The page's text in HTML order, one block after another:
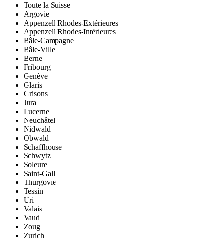
Toute la Suisse
Argovie
Appenzell Rhodes-Extérieures
Appenzell Rhodes-Intérieures
Bâle-Campagne
Bâle-Ville
Berne
Fribourg
Genève
Glaris
Grisons
Jura
Lucerne
Neuchâtel
Nidwald
Obwald
Schaffhouse
Schwytz
Soleure
Saint-Gall
Thurgovie
Tessin
Uri
Valais
Vaud
Zoug
Zurich